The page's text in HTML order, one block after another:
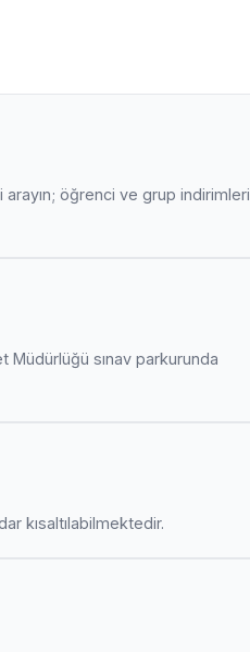
öğrenci ve grup indirimleri
Müdürlüğü sınav parkurunda
kısaltılabilmektedir.